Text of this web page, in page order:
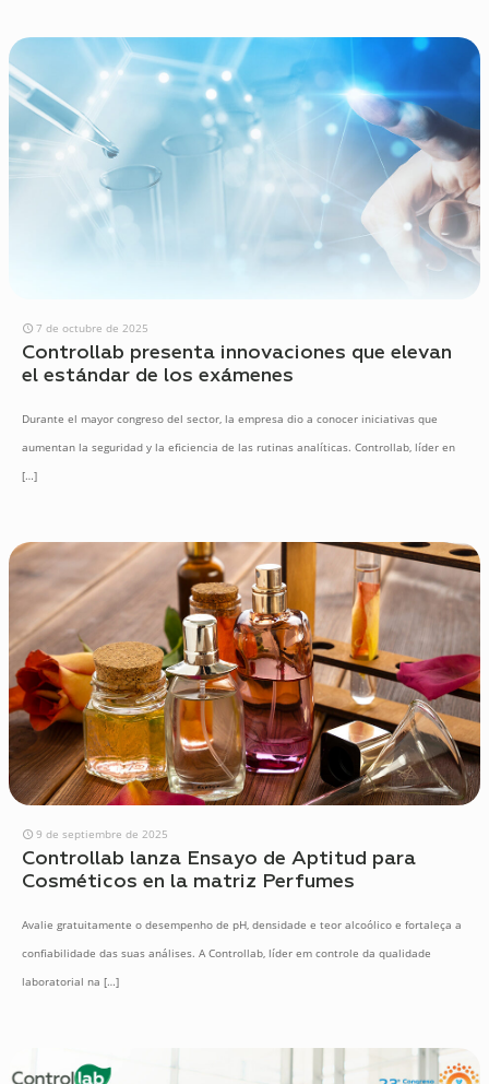
7 de octubre de 2025
Controllab presenta innovaciones que elevan
el estándar de los exámenes
Durante el mayor congreso del sector, la empresa dio a conocer iniciativas que
aumentan la seguridad y la eficiencia de las rutinas analíticas. Controllab, líder en
[…]
9 de septiembre de 2025
Controllab lanza Ensayo de Aptitud para
Cosméticos en la matriz Perfumes
Avalie gratuitamente o desempenho de pH, densidade e teor alcoólico e fortaleça a
confiabilidade das suas análises. A Controllab, líder em controle da qualidade
laboratorial na […]